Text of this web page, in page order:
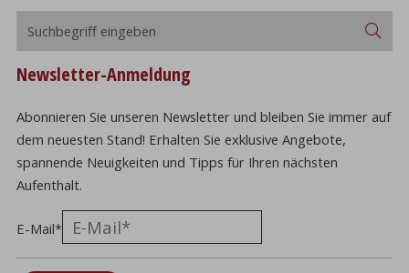
Newsletter-Anmeldung
Abonnieren Sie unseren Newsletter und bleiben Sie immer auf
dem neuesten Stand! Erhalten Sie exklusive Angebote,
spannende Neuigkeiten und Tipps für Ihren nächsten
Aufenthalt.
E-Mail*